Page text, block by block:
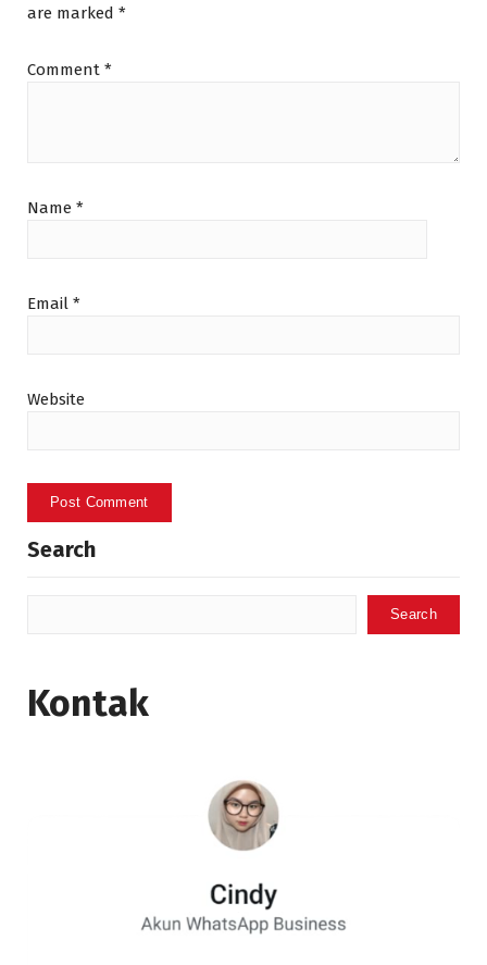
are marked *
Comment *
Name *
Email *
Website
Search
Search
Kontak